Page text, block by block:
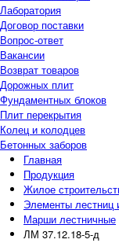
Лаборатория
Договор поставки
Вопрос-ответ
Вакансии
Возврат товаров
Дорожных плит
Фундаментных блоков
Плит перекрытия
Колец и колодцев
Бетонных заборов
Главная
Продукция
Жилое
Элементы лестниц
Марши лестничные
ЛМ 37.12.18-5-д